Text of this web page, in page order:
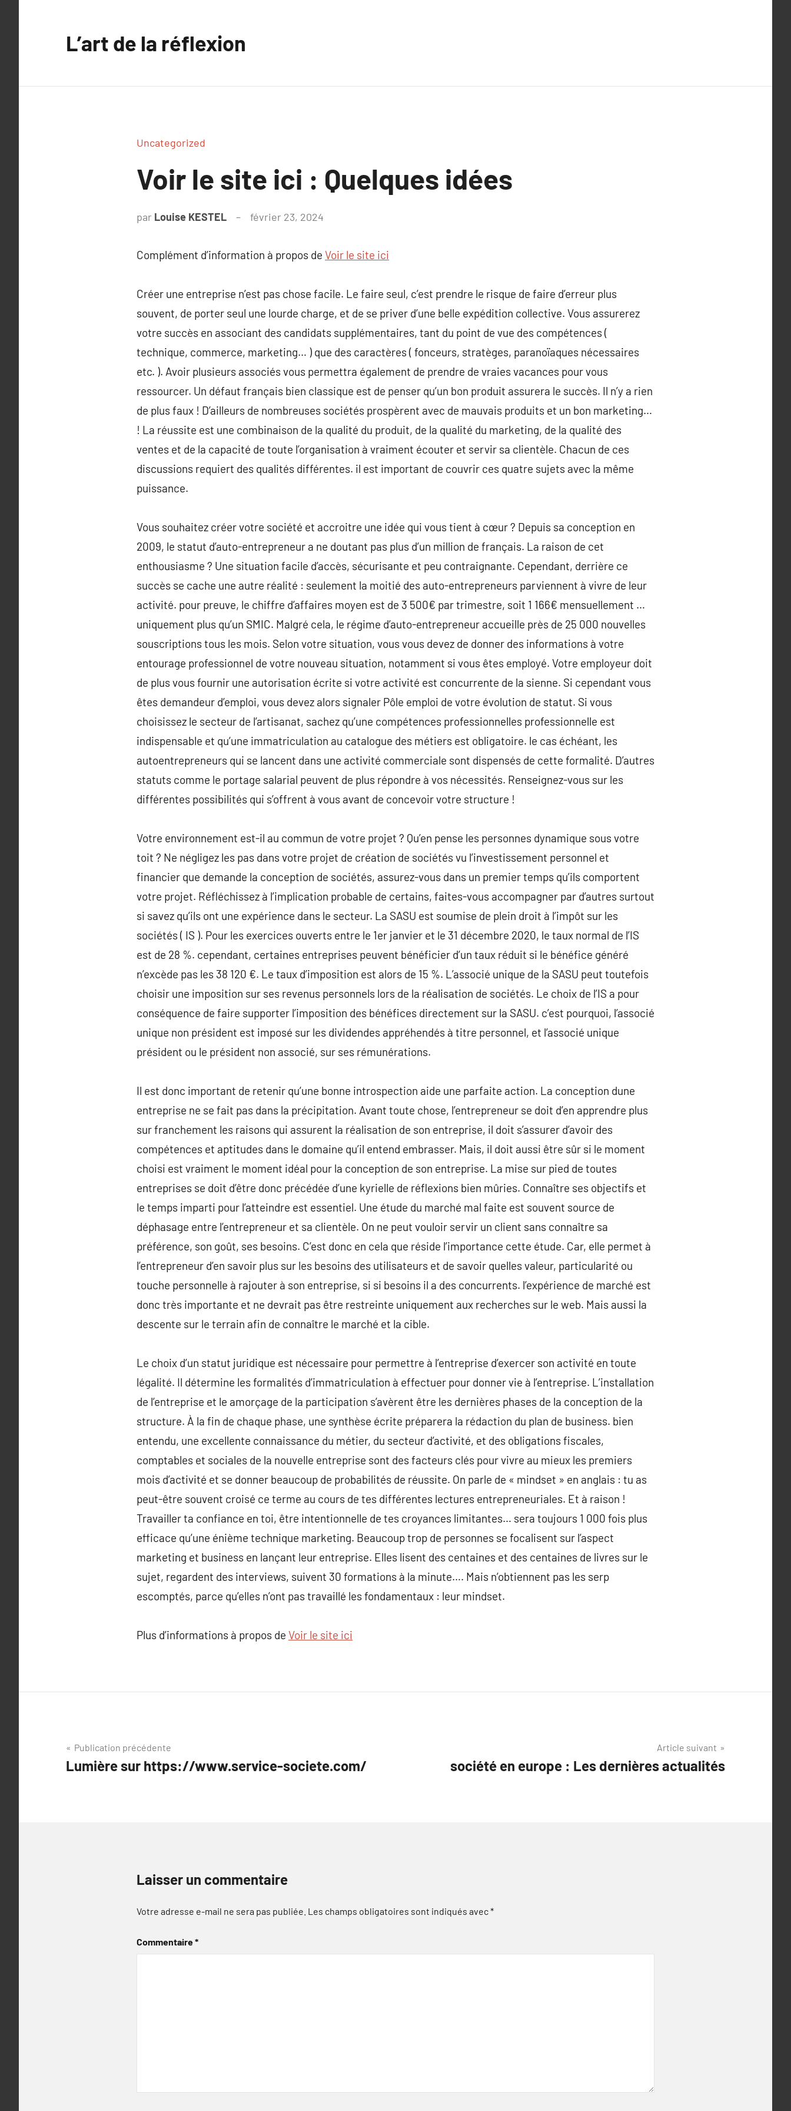
L’art de la réflexion
Uncategorized
Voir le site ici : Quelques idées
par Louise KESTEL février 23, 2024
Complément d’information à propos de Voir le site ici
Créer une entreprise n’est pas chose facile. Le faire seul, c’est prendre le risque de faire d’erreur plus
souvent, de porter seul une lourde charge, et de se priver d’une belle expédition collective. Vous assurerez
votre succès en associant des candidats supplémentaires, tant du point de vue des compétences (
technique, commerce, marketing… ) que des caractères ( fonceurs, stratèges, paranoïaques nécessaires
etc. ). Avoir plusieurs associés vous permettra également de prendre de vraies vacances pour vous
ressourcer. Un défaut français bien classique est de penser qu’un bon produit assurera le succès. Il n’y a rien
de plus faux ! D’ailleurs de nombreuses sociétés prospèrent avec de mauvais produits et un bon marketing…
! La réussite est une combinaison de la qualité du produit, de la qualité du marketing, de la qualité des
ventes et de la capacité de toute l’organisation à vraiment écouter et servir sa clientèle. Chacun de ces
discussions requiert des qualités différentes. il est important de couvrir ces quatre sujets avec la même
puissance.
Vous souhaitez créer votre société et accroitre une idée qui vous tient à cœur ? Depuis sa conception en
2009, le statut d’auto-entrepreneur a ne doutant pas plus d’un million de français. La raison de cet
enthousiasme ? Une situation facile d’accès, sécurisante et peu contraignante. Cependant, derrière ce
succès se cache une autre réalité : seulement la moitié des auto-entrepreneurs parviennent à vivre de leur
activité. pour preuve, le chiffre d’affaires moyen est de 3 500€ par trimestre, soit 1 166€ mensuellement …
uniquement plus qu’un SMIC. Malgré cela, le régime d’auto-entrepreneur accueille près de 25 000 nouvelles
souscriptions tous les mois. Selon votre situation, vous vous devez de donner des informations à votre
entourage professionnel de votre nouveau situation, notamment si vous êtes employé. Votre employeur doit
de plus vous fournir une autorisation écrite si votre activité est concurrente de la sienne. Si cependant vous
êtes demandeur d’emploi, vous devez alors signaler Pôle emploi de votre évolution de statut. Si vous
choisissez le secteur de l’artisanat, sachez qu’une compétences professionnelles professionnelle est
indispensable et qu’une immatriculation au catalogue des métiers est obligatoire. le cas échéant, les
autoentrepreneurs qui se lancent dans une activité commerciale sont dispensés de cette formalité. D’autres
statuts comme le portage salarial peuvent de plus répondre à vos nécessités. Renseignez-vous sur les
différentes possibilités qui s’offrent à vous avant de concevoir votre structure !
Votre environnement est-il au commun de votre projet ? Qu’en pense les personnes dynamique sous votre
toit ? Ne négligez les pas dans votre projet de création de sociétés vu l’investissement personnel et
financier que demande la conception de sociétés, assurez-vous dans un premier temps qu’ils comportent
votre projet. Réfléchissez à l’implication probable de certains, faites-vous accompagner par d’autres surtout
si savez qu’ils ont une expérience dans le secteur. La SASU est soumise de plein droit à l’impôt sur les
sociétés ( IS ). Pour les exercices ouverts entre le 1er janvier et le 31 décembre 2020, le taux normal de l’IS
est de 28 %. cependant, certaines entreprises peuvent bénéficier d’un taux réduit si le bénéfice généré
n’excède pas les 38 120 €. Le taux d’imposition est alors de 15 %. L’associé unique de la SASU peut toutefois
choisir une imposition sur ses revenus personnels lors de la réalisation de sociétés. Le choix de l’IS a pour
conséquence de faire supporter l’imposition des bénéfices directement sur la SASU. c’est pourquoi, l’associé
unique non président est imposé sur les dividendes appréhendés à titre personnel, et l’associé unique
président ou le président non associé, sur ses rémunérations.
Il est donc important de retenir qu’une bonne introspection aide une parfaite action. La conception dune
entreprise ne se fait pas dans la précipitation. Avant toute chose, l’entrepreneur se doit d’en apprendre plus
sur franchement les raisons qui assurent la réalisation de son entreprise, il doit s’assurer d’avoir des
compétences et aptitudes dans le domaine qu’il entend embrasser. Mais, il doit aussi être sûr si le moment
choisi est vraiment le moment idéal pour la conception de son entreprise. La mise sur pied de toutes
entreprises se doit d’être donc précédée d’une kyrielle de réflexions bien mûries. Connaître ses objectifs et
le temps imparti pour l’atteindre est essentiel. Une étude du marché mal faite est souvent source de
déphasage entre l’entrepreneur et sa clientèle. On ne peut vouloir servir un client sans connaître sa
préférence, son goût, ses besoins. C’est donc en cela que réside l’importance cette étude. Car, elle permet à
l’entrepreneur d’en savoir plus sur les besoins des utilisateurs et de savoir quelles valeur, particularité ou
touche personnelle à rajouter à son entreprise, si si besoins il a des concurrents. l’expérience de marché est
donc très importante et ne devrait pas être restreinte uniquement aux recherches sur le web. Mais aussi la
descente sur le terrain afin de connaître le marché et la cible.
Le choix d’un statut juridique est nécessaire pour permettre à l’entreprise d’exercer son activité en toute
légalité. Il détermine les formalités d’immatriculation à effectuer pour donner vie à l’entreprise. L’installation
de l’entreprise et le amorçage de la participation s’avèrent être les dernières phases de la conception de la
structure. À la fin de chaque phase, une synthèse écrite préparera la rédaction du plan de business. bien
entendu, une excellente connaissance du métier, du secteur d’activité, et des obligations fiscales,
comptables et sociales de la nouvelle entreprise sont des facteurs clés pour vivre au mieux les premiers
mois d’activité et se donner beaucoup de probabilités de réussite. On parle de « mindset » en anglais : tu as
peut-être souvent croisé ce terme au cours de tes différentes lectures entrepreneuriales. Et à raison !
Travailler ta confiance en toi, être intentionnelle de tes croyances limitantes… sera toujours 1 000 fois plus
efficace qu’une énième technique marketing. Beaucoup trop de personnes se focalisent sur l’aspect
marketing et business en lançant leur entreprise. Elles lisent des centaines et des centaines de livres sur le
sujet, regardent des interviews, suivent 30 formations à la minute…. Mais n’obtiennent pas les serp
escomptés, parce qu’elles n’ont pas travaillé les fondamentaux : leur mindset.
Plus d’informations à propos de Voir le site ici
Navigation
de
Publication précédente
Lumière sur https://www.service-societe.com/
Article suivant
société en europe : Les dernières actualités
Laisser un commentaire
Votre adresse e-mail ne sera pas publiée. Les champs obligatoires sont indiqués avec*
Commentaire*